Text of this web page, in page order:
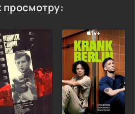
просмотру: